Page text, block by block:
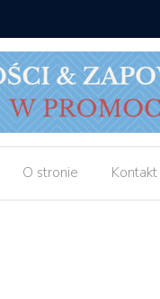
O stronie Kontakt